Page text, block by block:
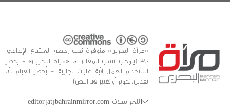
«مرآة البحرين» متوفرة تحت رخصة المشاع الإبداعي،
3.0 (يتوجب نسب المقال الى «مراة البحرين» - يحظر
استخدام العمل لأية غايات تجارية - يُحظر القيام بأي
تعديل، تحوير أو تغيير في النص)
للمراسلات: editor [at] bahrainmirror.com